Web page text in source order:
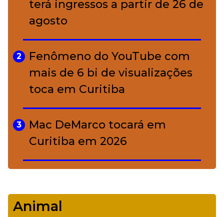
A ciência por trás da skincare: a
função de cada ativo
terá ingressos a partir de 26 de
agosto
2
Fenômeno do YouTube com
mais de 6 bi de visualizações
toca em Curitiba
3
Mac DeMarco tocará em
Curitiba em 2026
Camerata tem repertório
diverso a partir de R$ 17
Animal